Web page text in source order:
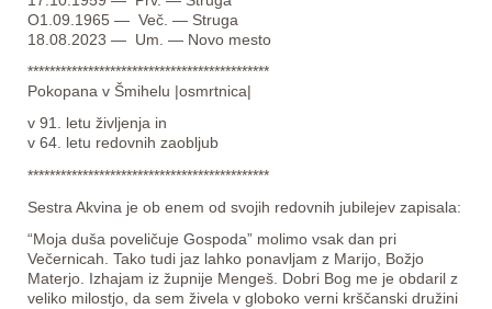
O1.09.1965 — Več. — Struga
18.08.2023 — Um. — Novo mesto
********************************************
Pokopana v Šmihelu |osmrtnica|
v 91. letu življenja in
v 64. letu redovnih zaobljub
********************************************
Sestra Akvina je ob enem od svojih redovnih jubilejev zapisala:
“Moja duša poveličuje Gospoda” molimo vsak dan pri
Večernicah. Tako tudi jaz lahko ponavljam z Marijo, Božjo
Materjo. Izhajam iz župnije Mengeš. Dobri Bog me je obdaril z
veliko milostjo, da sem živela v globoko verni krščanski družini